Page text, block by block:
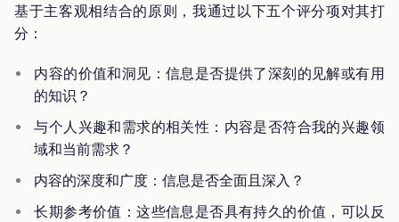
基于主客观相结合的原则，我通过以下五个评分项对其打
分：
内容的价值和洞见：信息是否提供了深刻的见解或有用
的知识？
与个人兴趣和需求的相关性：内容是否符合我的兴趣领
域和当前需求？
内容的深度和广度：信息是否全面且深入？
长期参考价值：这些信息是否具有持久的价值，可以反